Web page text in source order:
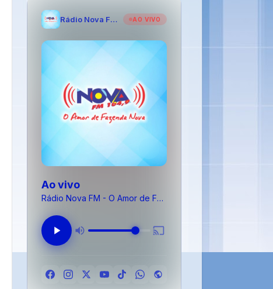
Rádio Nova FM - O Amor de Fazenda Nova AO VIVO
Ao vivo
Rádio Nova FM - O Amor de Fazenda Nova